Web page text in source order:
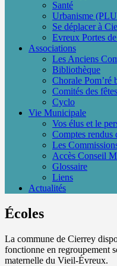
Santé
Urbanisme
Se déplacer à
Evreux Portes
Associations
Les Anciens
Bibliothèque
Chorale Pom’ré
Comités des fêtes
Cyclo
Vie Municipale
Vos élus et le
Comptes rendus
Les
Accès Conseil
Glossaire
Liens
Actualités
Écoles
La commune de Cierrey
fonctionne en regroupement
maternelle du Vieil-Évreux.